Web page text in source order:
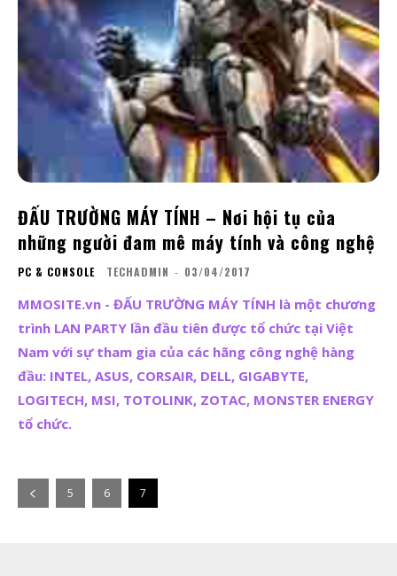
ĐẤU TRƯỜNG MÁY TÍNH – Nơi hội tụ của
những người đam mê máy tính và công nghệ
PC & CONSOLE TECHADMIN - 03/04/2017
MMOSITE.vn - ĐẤU TRƯỜNG MÁY TÍNH là một chương
trình LAN PARTY lần đầu tiên được tổ chức tại Việt
Nam với sự tham gia của các hãng công nghệ hàng
đầu: INTEL, ASUS, CORSAIR, DELL, GIGABYTE,
LOGITECH, MSI, TOTOLINK, ZOTAC, MONSTER ENERGY
tổ chức.
5 6 7